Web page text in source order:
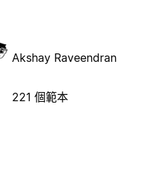
Akshay Raveendran
221 個範本